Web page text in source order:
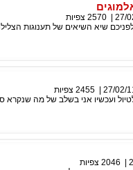
27/
2570 צפיות
שיא השיאים של תענוגות
27/02/
2455 צפיות
ועכשיו אני בשלב של מה שנקרא
2046 צפיות